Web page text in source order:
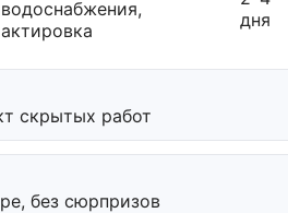
водоснабжения,
актировка
дня
скрытых работ
без сюрпризов